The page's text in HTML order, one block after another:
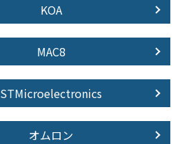
KOA
MAC8
STMicroelectronics
オムロン